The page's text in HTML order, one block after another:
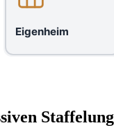
Eigenheim